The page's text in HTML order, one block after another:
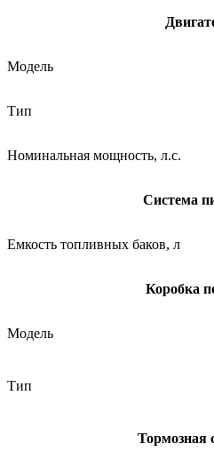
Модель
Тип
Номинальная мощность, л.с.
Система
Емкость топливных баков, л
Коробка
Модель
Тип
Тормозная